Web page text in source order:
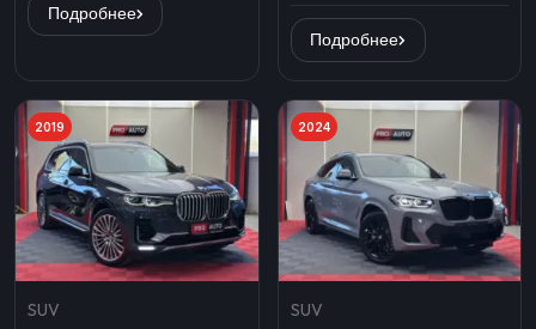
Подробнее
Подробнее
2019
SUV
2024
SUV